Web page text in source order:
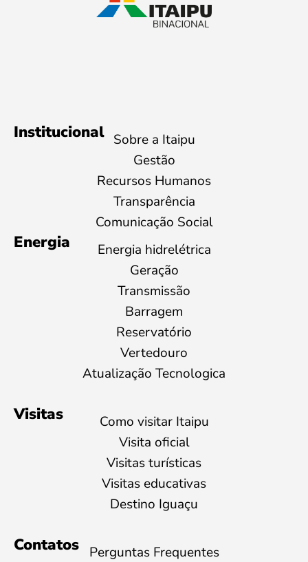
Institucional Sobre a Itaipu
Gestão
Recursos Humanos
Transparência
Comunicação Social
Energia
Energia hidrelétrica
Geração
Transmissão
Barragem
Reservatório
Vertedouro
Atualização Tecnologica
Visitas
Como visitar Itaipu
Visita oficial
Visitas turísticas
Visitas educativas
Destino Iguaçu
Contatos
Perguntas Frequentes